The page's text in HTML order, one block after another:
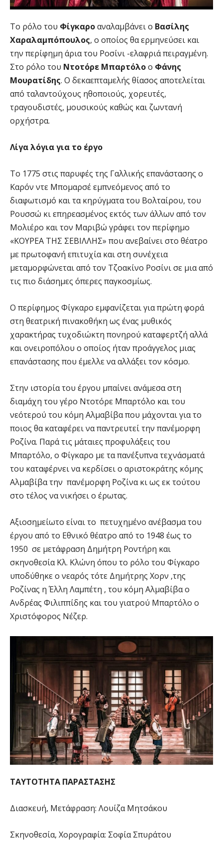
Το ρόλο του Φίγκαροαναλαμβάνει ο Βασίλης
Χαραλαμπόπουλος, ο οποίος θα ερμηνεύσει και
την περίφημη άρια του Ροσίνι -ελαφριά πειραγμένη.
Στο ρόλο του Ντοτόρε Μπαρτόλοο Φάνης
Μουρατίδης. Ο δεκαεπταμελής θίασος αποτελείται
από ταλαντούχους ηθοποιούς, χορευτές,
τραγουδιστές, μουσικούς καθώς και ζωντανή
ορχήστρα.
Λίγα λόγια για το έργο
Το 1775 στις παρυφές της Γαλλικής επανάστασης ο
Καρόν ντε Μπομαρσέ εμπνεόμενος από το
διαφωτισμό και τα κηρύγματα του Βολταίρου, του
Ρουσσώ κι επηρεασμένος εκτός των άλλων από τον
Μολιέρο και τον Μαριβώ γράφει τον περίφημο
«ΚΟΥΡΕΑ ΤΗΣ ΣΕΒΙΛΛΗΣ» που ανεβαίνει στο θέατρο
με πρωτοφανή επιτυχία και στη συνέχεια
μεταμορφώνεται από τον Τζοακίνο Ροσίνι σε μια από
τις πιο διάσημες όπερες παγκοσμίως.
Ο περίφημος Φίγκαρο εμφανίζεται για πρώτη φορά
στη θεατρική πινακοθήκη ως ένας μυθικός
χαρακτήρας τυχοδιώκτη πονηρού καταφερτζή αλλά
και ονειροπόλου ο οποίος ήταν προάγγελος μιας
επανάστασης που έμελλε να αλλάξει τον κόσμο.
Στην ιστορία του έργου μπαίνει ανάμεσα στη
διαμάχη του γέρο Ντοτόρε Μπαρτόλο και του
νεότερού του κόμη Αλμαβίβα που μάχονται για το
ποιος θα καταφέρει να παντρευτεί την πανέμορφη
Ροζίνα. Παρά τις μάταιες προφυλάξεις του
Μπαρτόλο, ο Φίγκαρο με τα πανέξυπνα τεχνάσματά
του καταφέρνει να κερδίσει ο αριστοκράτης κόμης
Αλμαβίβα την πανέμορφη Ροζίνα κι ως εκ τούτου
στο τέλος να νικήσει ο έρωτας.
Αξιοσημείωτο είναι το πετυχημένο ανέβασμα του
έργου από το Εθνικό θέατρο από το 1948 έως το
1950 σε μετάφραση Δημήτρη Ροντήρη και
σκηνοθεσία Κλ. Κλώνη όπου το ρόλο του Φίγκαρο
υποδύθηκε ο νεαρός τότε Δημήτρης Χορν ,της
Ροζίνας η Έλλη Λαμπέτη , του κόμη Αλμαβίβα ο
Ανδρέας Φιλιππίδης και του γιατρού Μπαρτόλο ο
Χριστόφορος Νέζερ.
ΤΑΥΤΟΤΗΤΑ ΠΑΡΑΣΤΑΣΗΣ
Διασκευή, Μετάφραση: Λουίζα Μητσάκου
Σκηνοθεσία, Χορογραφία: Σοφία Σπυράτου